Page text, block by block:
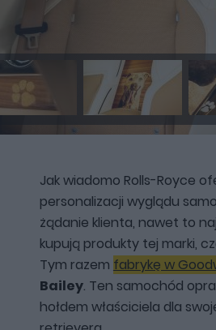
Jak wiadomo Rolls-Royce
personalizacji wyglądu
żądanie klienta, nawet to
kupują produkty tej marki,
Tym razem fabrykę w
Bailey. Ten samochód
hołdem właściciela dla